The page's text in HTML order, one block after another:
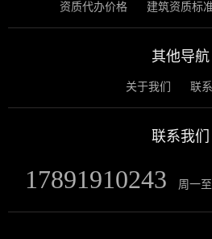
资质代办价格 建筑资质标
其他导航
关于我们 联
联系我们
17891910243 周一